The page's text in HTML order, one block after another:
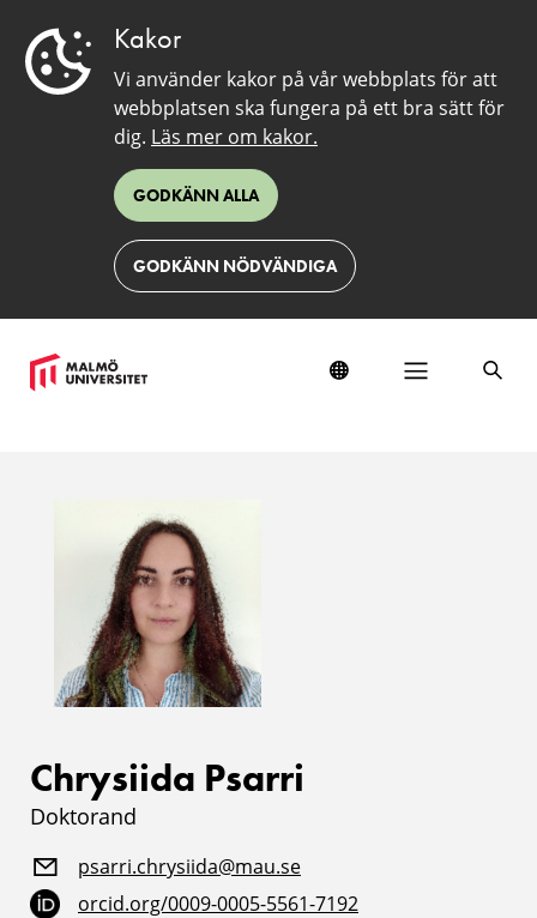
Kakor
Vi använder kakor på vår webbplats för att
webbplatsen ska fungera på ett bra sätt för
dig. Läs mer om kakor.
GODKÄNN ALLA
GODKÄNN NÖDVÄNDIGA
Chrysiida Psarri
Doktorand
psarri.chrysiida@mau.se
orcid.org/0009-0005-5561-7192